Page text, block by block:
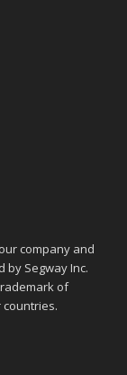
company and
by Segway Inc.
of
countries.